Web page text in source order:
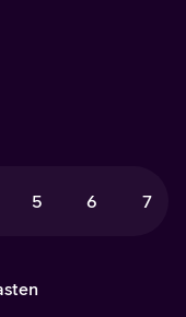
5 6 7